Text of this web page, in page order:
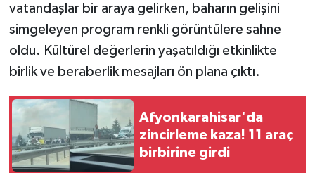
vatandaşlar bir araya gelirken, baharın gelişini
simgeleyen program renkli görüntülere sahne
oldu. Kültürel değerlerin yaşatıldığı etkinlikte
birlik ve beraberlik mesajları ön plana çıktı.
Afyonkarahisar'da
zincirleme kaza! 11 araç
birbirine girdi